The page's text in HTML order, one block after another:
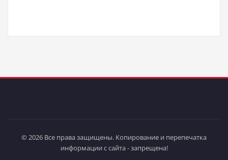
© 2026 Все права защищены. Копирование и перепечатка
информации с сайта - запрещена!